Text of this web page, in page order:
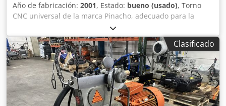
Año de fabricación: 2001, Estado: bueno (usado), Torno
CNC universal de la marca Pinacho, adecuado para la
fabricación de herramientas, utillajes, formación y la
construcción de moldes. Diámetro de giro: 360 mm
Control: Fagor 8055 Datos técnicos: Credpfsfglzgsx Alcsf
Diámetro de giro: 360 mm Distancia entre centros: 1000
mm Control: Fagor 8055 Luneta: MK 3 Torreta de
herramientas: Barufaldi, 6 posiciones Velocidad de giro: 1-
4000 RPM Conexión: 380 V - 5,5 kW Persona de contacto:
AWM GmbH Sr. Mario Wurm
Clasificado